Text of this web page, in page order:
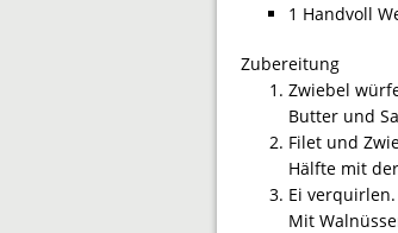
1 Handvoll
Zubereitung
Zwiebel
Butter und
Filet und
Hälfte mit
Ei
Mit